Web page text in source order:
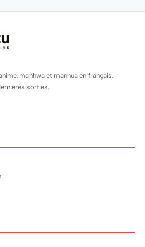
manhwa et manhua en français.
sorties.